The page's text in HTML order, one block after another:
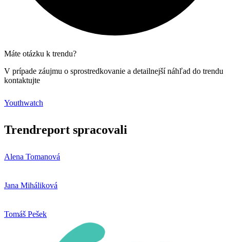
Máte otázku k trendu?
V prípade záujmu o sprostredkovanie a detailnejší náhľad do trendu
kontaktujte
Youthwatch
Trendreport spracovali
Alena Tomanová
Jana Miháliková
Tomáš Pešek​